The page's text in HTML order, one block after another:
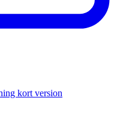
kort version